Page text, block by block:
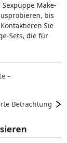
Make-
bis
Sie
Sets, die für
–
Betrachtung